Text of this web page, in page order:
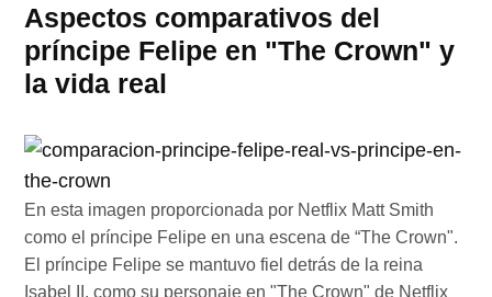
Aspectos comparativos del
príncipe Felipe en "The Crown" y
la vida real
En esta imagen proporcionada por Netflix Matt Smith
como el príncipe Felipe en una escena de “The Crown".
El príncipe Felipe se mantuvo fiel detrás de la reina
Isabel II, como su personaje en "The Crown" de Netflix